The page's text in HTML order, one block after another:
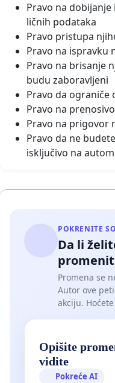
Pravo na
ličnih podataka
Pravo pristupa
Pravo na ispravku
Pravo na brisanje
budu zaboravljeni
Pravo da ograniče
Pravo na
Pravo na prigovor
Pravo da ne
isključivo na
POKRENITE
Da li
Promena se
Autor ove
akciju.
Opišite
vidite
Pokreće AI